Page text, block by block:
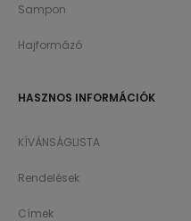
Sampon
Hajformázó
HASZNOS INFORMÁCIÓK
KÍVÁNSÁGLISTA
Rendelések
Címek